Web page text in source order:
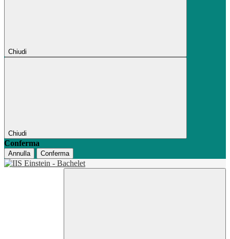
Chiudi
Chiudi
Conferma
Annulla Conferma